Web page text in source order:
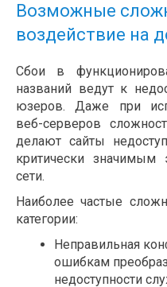
Возможные
воздействие на
Сбои в
названий ведут к
юзеров. Даже при
веб-серверов
делают сайты
критически значимым
сети.
Наиболее частые
категории:
Неправильная
ошибкам
недоступности